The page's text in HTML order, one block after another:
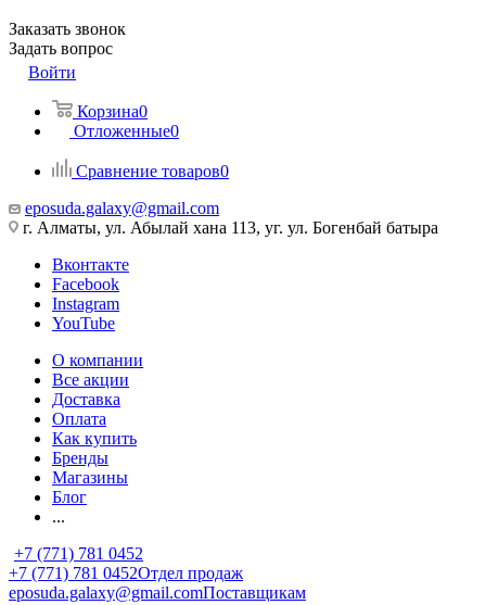
Заказать звонок
Задать вопрос
Войти
Корзина0
Отложенные0
Сравнение товаров0
eposuda.galaxy@gmail.com
г. Алматы, ул. Абылай хана 113, уг. ул. Богенбай батыра
Вконтакте
Facebook
Instagram
YouTube
О компании
Все акции
Доставка
Оплата
Как купить
Бренды
Магазины
Блог
...
+7 (771) 781 0452
+7 (771) 781 0452Отдел продаж
eposuda.galaxy@gmail.comПоставщикам